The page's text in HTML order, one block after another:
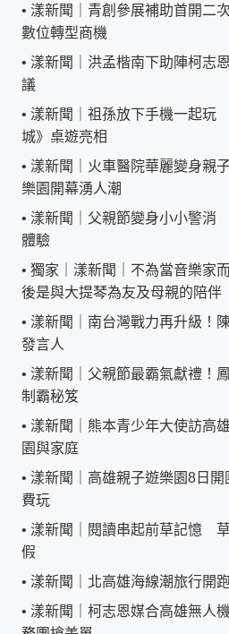
• 漾新聞｜青創參展補助首開二
數位轉型商機
• 漾新聞｜洪孟楷南下助陣柯志
議
• 漾新聞｜祖孫放下手機一起玩
城》桌遊亮相
• 漾新聞｜火車醫院華麗變身親
樂園開幕湧人潮
• 漾新聞｜父親節變身小小警消
體驗
• 獨家｜漾新聞｜不為當音樂家
後是與大提琴為友及母親的陪伴
• 漾新聞｜南台灣戰力再升級！
發言人
• 漾新聞｜父親節最霸氣獻禮！
制霸秘笈
• 漾新聞｜熊本青少年大使訪高
園與家庭
• 漾新聞｜高雄親子遊樂園8日
費玩
• 漾新聞｜閱讀串起前草記憶
假
• 漾新聞｜北高雄海線潮旅行開
• 漾新聞｜柯志恩媒合高雄無人